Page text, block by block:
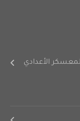
في المعسكر الأعدادي